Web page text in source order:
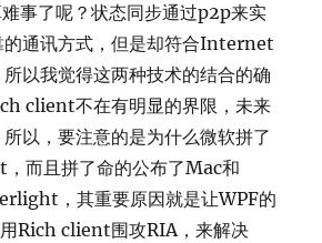
事了呢？状态同步通过p2p来实
的通讯方式，但是却符合Internet
以我觉得这两种技术的结合的确
client不在有明显的界限，未来
以，要注意的是为什么微软拼了
而且拼了命的公布了Mac和
，其重要原因就是让WPF的
Rich client围攻RIA，来解决